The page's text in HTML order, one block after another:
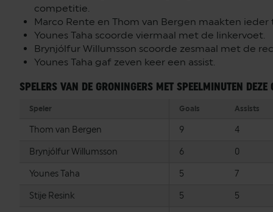
competitie.
Marco Rente en Thom van Bergen maakten
Younes Taha scoorde viermaal met de linkervoet.
Brynjólfur Willumsson scoorde zesmaal met de
Younes Taha gaf zeven keer een assist.
SPELERS VAN DE GRONINGERS MET SPEELMINUTEN DEZE
Speler Goals Assists
Thom van Bergen 9 4
Brynjólfur Willumsson 6 0
Younes Taha 5 7
Stije Resink 5 5